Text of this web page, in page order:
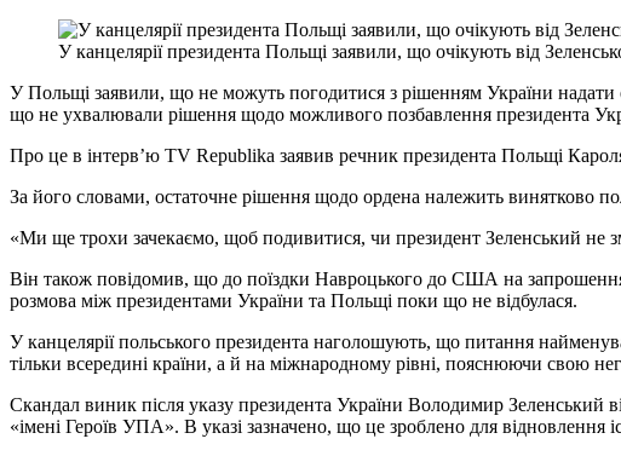
У канцелярії президента Польщі заявили, що очікують від
У Польщі заявили, що не можуть погодитися з рішенням України
що не ухвалювали рішення щодо можливого позбавлення президента
Про це в інтерв’ю TV Republika заявив речник президента Польщі
За його словами, остаточне рішення щодо ордена належить винятково
«Ми ще трохи зачекаємо, щоб подивитися, чи президент Зеленський не
Він також повідомив, що до поїздки Навроцького до США на
розмова між президентами України та Польщі поки що не відбулася.
У канцелярії польського президента наголошують, що питання
тільки всередині країни, а й на міжнародному рівні, пояснюючи свою
Скандал виник після указу президента України Володимир
«імені Героїв УПА». В указі зазначено, що це зроблено для відновлення